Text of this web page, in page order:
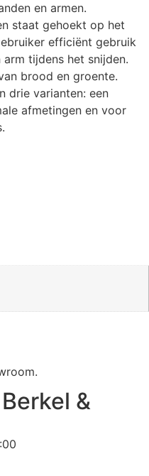
en armen.
staat gehoekt op het
efficiënt gebruik
tijdens het snijden.
brood en groente.
drie varianten: een
afmetingen en voor
&